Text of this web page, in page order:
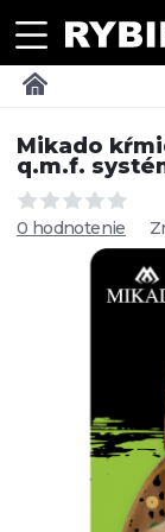
Mikado
q.m.f.
0 hodnotenie